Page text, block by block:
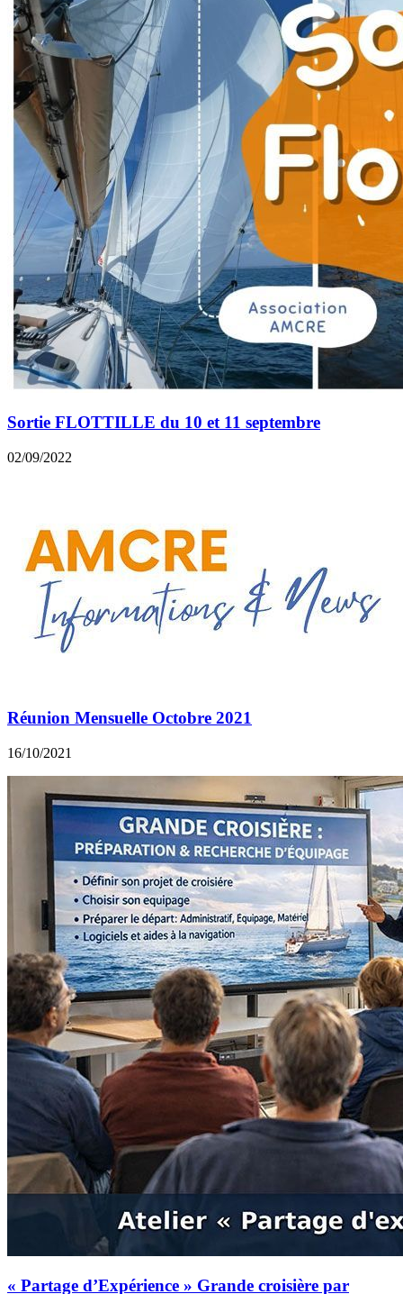
Sortie FLOTTILLE du 10 et 11 septembre
02/09/2022
Réunion Mensuelle Octobre 2021
16/10/2021
« Partage d’Expérience » Grande croisière par